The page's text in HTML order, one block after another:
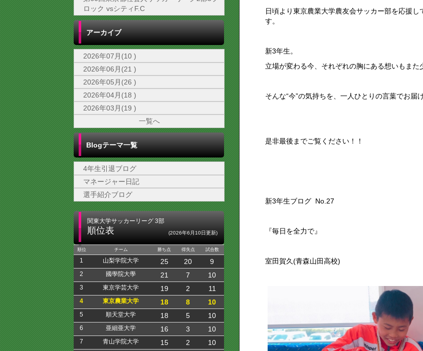
ロック vsシティF.C
アーカイブ
2026年07月(10 )
2026年06月(21 )
2026年05月(26 )
2026年04月(18 )
2026年03月(19 )
一覧へ
Blogテーマ一覧
4年生引退ブログ
マネージャー日記
選手紹介ブログ
関東大学サッカーリーグ 3部
順位表 (2026年6月10日更新)
順位 チーム 勝ち点 得失点 試合数
1 山梨学院大学 25 20 9
2 國學院大學 21 7 10
3 東京学芸大学 19 2 11
4 東京農業大学 18 8 10
5 順天堂大学 18 5 10
6 亜細亜大学 16 3 10
7 青山学院大学 15 2 10
日頃より東京農業大学農友会サッカー部を応援
す。
新3年生。
立場が変わる今、それぞれの胸にある想いもまた
そんな“今”の気持ちを、一人ひとりの言葉でお届
是非最後までご覧ください！！
新3年生ブログ No.27
『毎日を全力で』
室田賀久(青森山田高校)